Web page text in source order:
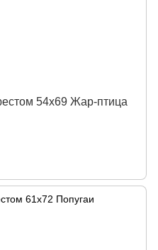
54х69 Жар-птица